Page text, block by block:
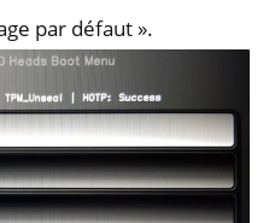
par défaut ».